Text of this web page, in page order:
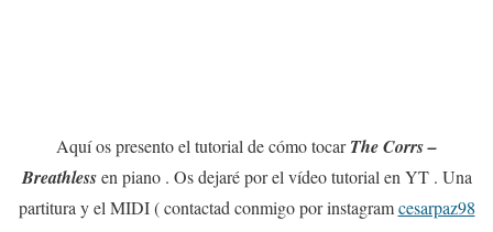
Aquí os presento el tutorial de cómo tocarThe Corrs –
Breathlessen piano . Os dejaré por el vídeo tutorial en YT . Una
partitura y el MIDI ( contactad conmigo por instagramcesarpaz98